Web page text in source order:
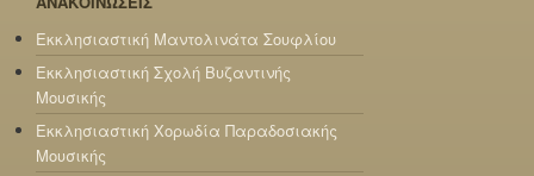
Εκκλησιαστική Μαντολινάτα Σουφλίου
Εκκλησιαστική Σχολή Βυζαντινής
Μουσικής
Εκκλησιαστική Χορωδία Παραδοσιακής
Μουσικής